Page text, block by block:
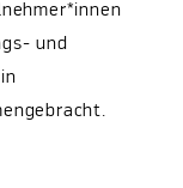
und